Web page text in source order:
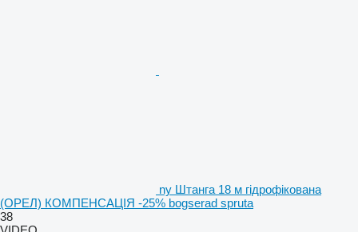
ny Штанга 18 м гідрофікована
(ОРЕЛ) КОМПЕНСАЦІЯ -25% bogserad spruta
38